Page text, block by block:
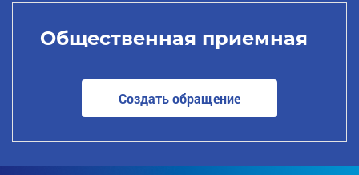
Общественная приемная
Создать обращение